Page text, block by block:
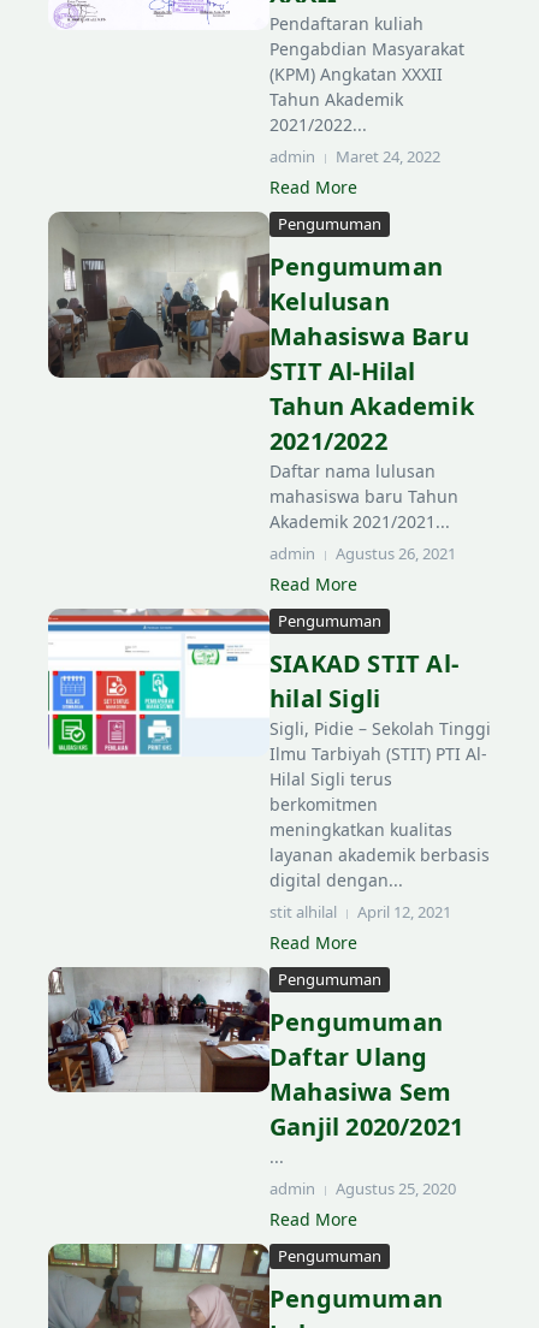
Pendaftaran kuliah
Pengabdian Masyarakat
(KPM) Angkatan XXXII
Tahun Akademik
2021/2022...
admin Maret 24, 2022
Read More
Pengumuman
Pengumuman
Kelulusan
Mahasiswa Baru
STIT Al-Hilal
Tahun Akademik
2021/2022
Daftar nama lulusan
mahasiswa baru Tahun
Akademik 2021/2021...
admin Agustus 26, 2021
Read More
Pengumuman
SIAKAD STIT Al-
hilal Sigli
Sigli, Pidie – Sekolah Tinggi
Ilmu Tarbiyah (STIT) PTI Al-
Hilal Sigli terus
berkomitmen
meningkatkan kualitas
layanan akademik berbasis
digital dengan...
stit alhilal April 12, 2021
Read More
Pengumuman
Pengumuman
Daftar Ulang
Mahasiwa Sem
Ganjil 2020/2021
...
admin Agustus 25, 2020
Read More
Pengumuman
Pengumuman